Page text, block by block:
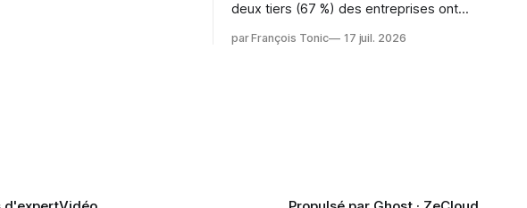
deux tiers (67 %) des entreprises ont
Microsoft Copilot, craignant que l'IA
par François Tonic 17 juil. 2026